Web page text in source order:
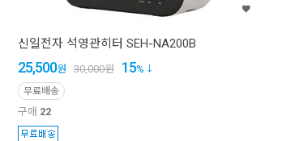
신일전자 석영관히터 SEH-NA200B
25,500원 30,000원 15%
무료배송
구매 22